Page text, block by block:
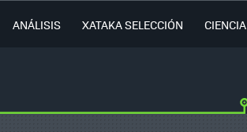
ANÁLISIS XATAKA SELECCIÓN CIENCIA